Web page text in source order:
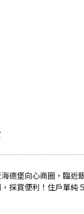
德堡向心商圈，臨
採買便利！住戶單